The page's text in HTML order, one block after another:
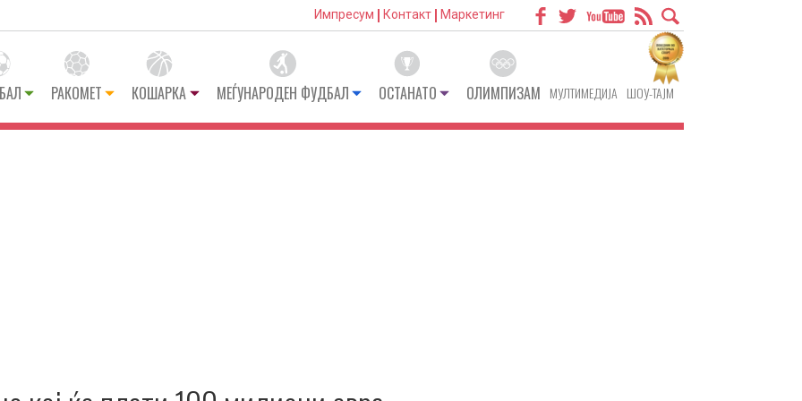
Импресум Контакт Маркетинг
РАКОМЕТ КОШАРКА МЕЃУНАРОДЕН ФУДБАЛ ОСТАНАТО ОЛИМПИЗАМ МУЛТИМЕДИЈА ШОУ-ТАЈМ